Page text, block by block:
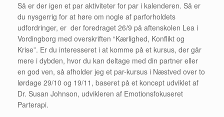
Så er der igen et par aktiviteter for par i kalenderen. Så er
du nysgerrig for at høre om nogle af parforholdets
udfordringer, er der foredraget 26/9 på aftenskolen Lea i
Vordingborg med overskriften “Kærlighed, Konflikt og
Krise”. Er du interesseret i at komme på et kursus, der går
mere i dybden, hvor du kan deltage med din partner eller
en god ven, så afholder jeg et par-kursus i Næstved over to
lørdage 29/10 og 19/11, baseret på et koncept udviklet af
Dr. Susan Johnson, udvikleren af Emotionsfokuseret
Parterapi.